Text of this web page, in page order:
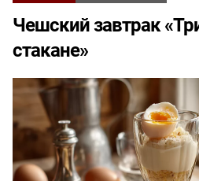
Чешский завтрак
стакане»